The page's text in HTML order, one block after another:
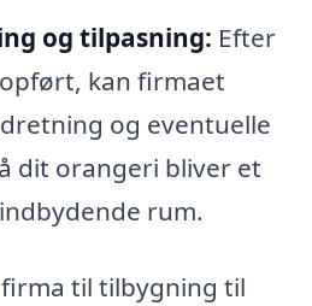
og tilpasning: Efter
kan firmaet
og eventuelle
dit orangeri bliver et
rum.
til tilbygning til